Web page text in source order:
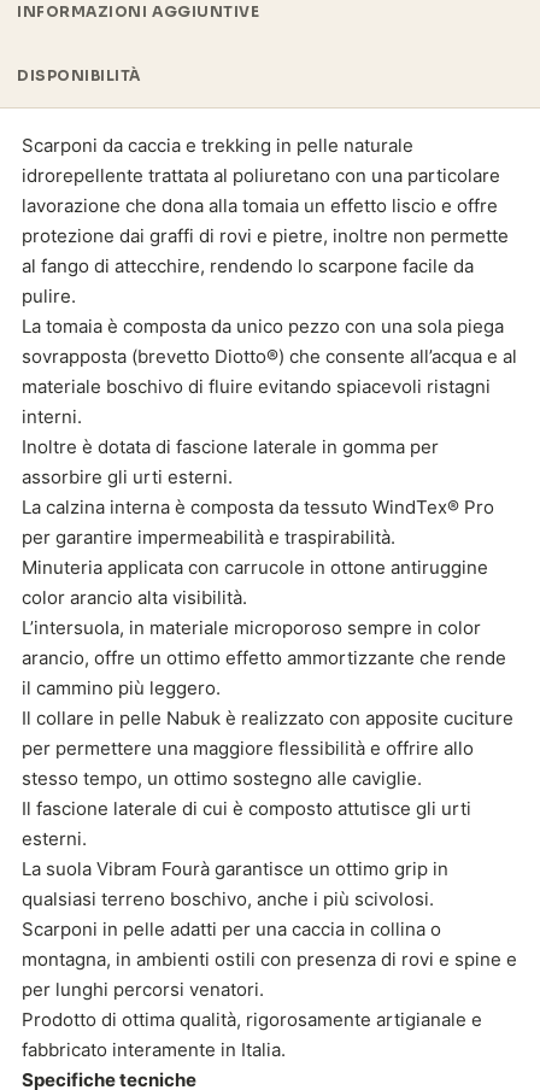
INFORMAZIONI AGGIUNTIVE
DISPONIBILITÀ
Scarponi da caccia e trekking in pelle naturale
idrorepellente trattata al poliuretano con una particolare
lavorazione che dona alla tomaia un effetto liscio e offre
protezione dai graffi di rovi e pietre, inoltre non permette
al fango di attecchire, rendendo lo scarpone facile da
pulire.
La tomaia è composta da unico pezzo con una sola piega
sovrapposta (brevetto Diotto®) che consente all’acqua e al
materiale boschivo di fluire evitando spiacevoli ristagni
interni.
Inoltre è dotata di fascione laterale in gomma per
assorbire gli urti esterni.
La calzina interna è composta da tessuto WindTex® Pro
per garantire impermeabilità e traspirabilità.
Minuteria applicata con carrucole in ottone antiruggine
color arancio alta visibilità.
L’intersuola, in materiale microporoso sempre in color
arancio, offre un ottimo effetto ammortizzante che rende
il cammino più leggero.
Il collare in pelle Nabuk è realizzato con apposite cuciture
per permettere una maggiore flessibilità e offrire allo
stesso tempo, un ottimo sostegno alle caviglie.
Il fascione laterale di cui è composto attutisce gli urti
esterni.
La suola Vibram Fourà garantisce un ottimo grip in
qualsiasi terreno boschivo, anche i più scivolosi.
Scarponi in pelle adatti per una caccia in collina o
montagna, in ambienti ostili con presenza di rovi e spine e
per lunghi percorsi venatori.
Prodotto di ottima qualità, rigorosamente artigianale e
fabbricato interamente in Italia.
Specifiche tecniche